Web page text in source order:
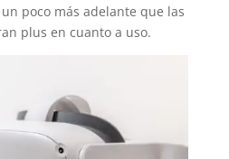
un poco más adelante que las
plus en cuanto a uso.